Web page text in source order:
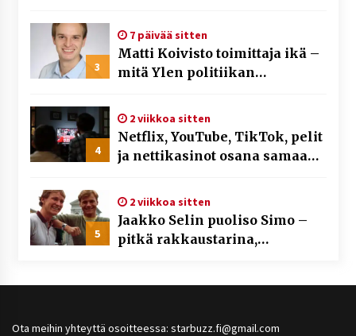
3
7 päivää sitten
Matti Koivisto toimittaja ikä –
mitä Ylen politiikan
4
2 viikkoa sitten
Netflix, YouTube, TikTok, pelit
ja nettikasinot osana samaa
5
2 viikkoa sitten
Jaakko Selin puoliso Simo –
pitkä rakkaustarina,
Ota meihin yhteyttä osoitteessa: starbuzz.fi@gmail.com